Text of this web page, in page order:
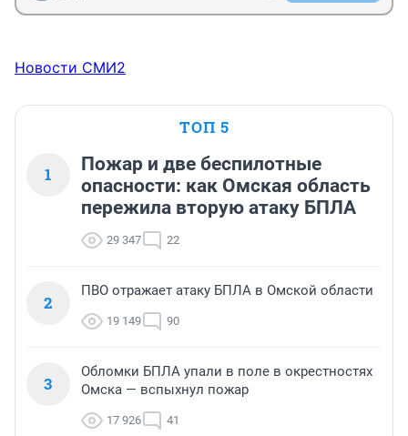
Новости СМИ2
ТОП 5
1
Пожар и две беспилотные
опасности: как Омская область
пережила вторую атаку БПЛА
29 347 22
2
ПВО отражает атаку БПЛА в Омской области
19 149 90
3
Обломки БПЛА упали в поле в окрестностях
Омска — вспыхнул пожар
17 926 41